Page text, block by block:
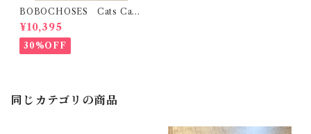
BOBOCHOSES Cats Card
igan (4-5Y)
¥10,395
30%OFF
同じカテゴリの商品